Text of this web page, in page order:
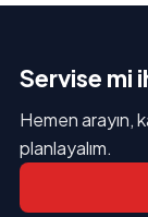
Servise mi
Hemen arayın,
planlayalım.